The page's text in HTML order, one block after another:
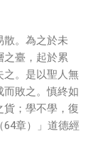
散。為之於未
之臺，起於累
之。是以聖人無
而敗之。慎終如
貨；學不學，復
章）」道德經